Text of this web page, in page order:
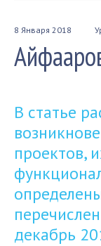
8 Января 2018
В статье
проектов,
декабрь